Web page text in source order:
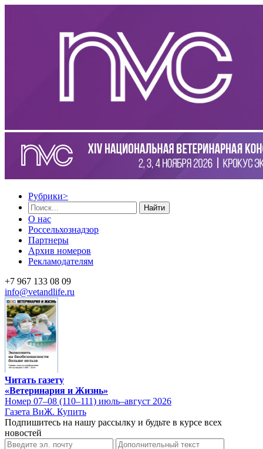
Рубрики>
Найти
О нас
Россельхознадзор
Партнеры
Архив номеров
Рекламодателям
+7 967 133 08 09
info@vetandlife.ru
Читать газету
«Ветеринария и Жизнь»
Номер 07–08 (110–111) июль–август 2026
Газета ВиЖ. Купить
Подпишитесь на нашу рассылку и будьте в курсе всех
новостей